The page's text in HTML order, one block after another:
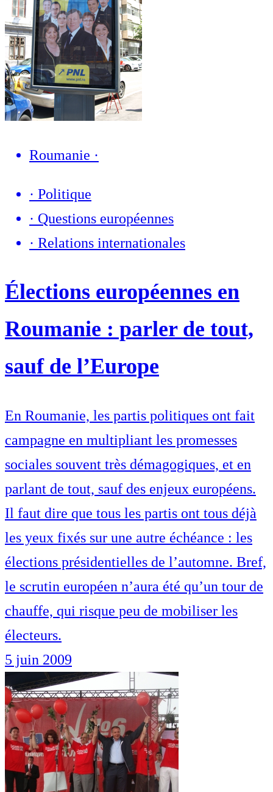
Roumanie ·
· Politique
· Questions européennes
· Relations internationales
Élections européennes en
Roumanie : parler de tout,
sauf de l’Europe
En Roumanie, les partis politiques ont fait
campagne en multipliant les promesses
sociales souvent très démagogiques, et en
parlant de tout, sauf des enjeux européens.
Il faut dire que tous les partis ont tous déjà
les yeux fixés sur une autre échéance : les
élections présidentielles de l’automne. Bref,
le scrutin européen n’aura été qu’un tour de
chauffe, qui risque peu de mobiliser les
électeurs.
5 juin 2009